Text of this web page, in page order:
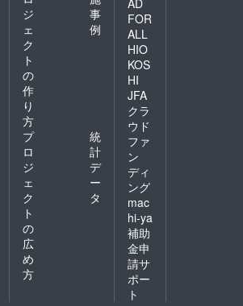
ジ
ェ
ク
ト
の
作
り
方
事
例
プ
ロ
ジ
ェ
ク
ト
の
広
め
方
統
計
デ
ー
タ
AD
FOR
ALL
HIO
KOS
HI
JFA
クラ
ウド
ファ
ン
ディ
ング
mac
hi-ya
補助
金申
請サ
ポー
ト